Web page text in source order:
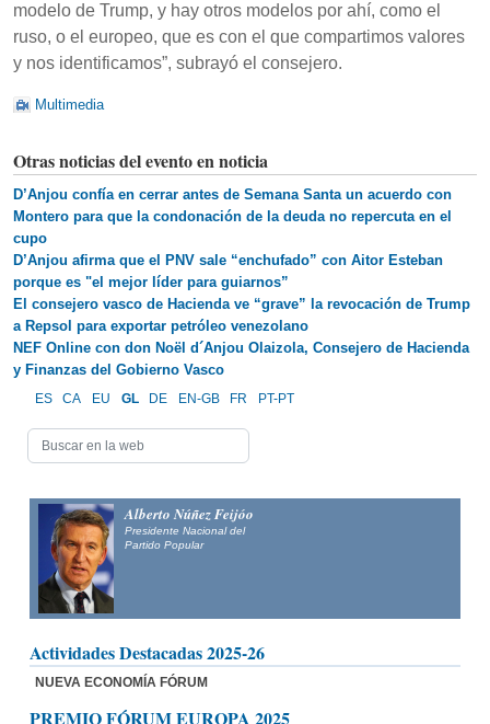
modelo de Trump, y hay otros modelos por ahí, como el
ruso, o el europeo, que es con el que compartimos valores
y nos identificamos”, subrayó el consejero.
Multimedia
Otras noticias del evento en noticia
D’Anjou confía en cerrar antes de Semana Santa un acuerdo con
Montero para que la condonación de la deuda no repercuta en el
cupo
D’Anjou afirma que el PNV sale “enchufado” con Aitor Esteban
porque es "el mejor líder para guiarnos”
El consejero vasco de Hacienda ve “grave” la revocación de Trump
a Repsol para exportar petróleo venezolano
NEF Online con don Noël d´Anjou Olaizola, Consejero de Hacienda
y Finanzas del Gobierno Vasco
ES CA EU GL DE EN-GB FR PT-PT
Alberto Núñez Feijóo
Presidente Nacional del
Partido Popular
Actividades Destacadas 2025-26
NUEVA ECONOMÍA FÓRUM
PREMIO FÓRUM EUROPA 2025